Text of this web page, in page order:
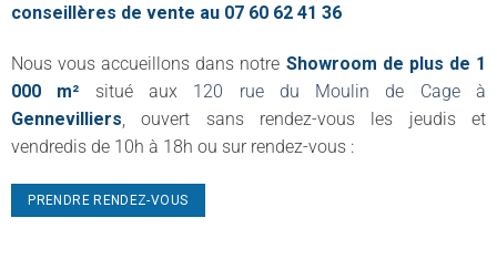
conseillères de vente au 07 60 62 41 36
Nous vous accueillons dans notre Showroom de plus de 1
000 m² situé aux 120 rue du Moulin de Cage à
Gennevilliers , ouvert sans rendez-vous les jeudis et
vendredis de 10h à 18h ou sur rendez-vous :
PRENDRE RENDEZ-VOUS